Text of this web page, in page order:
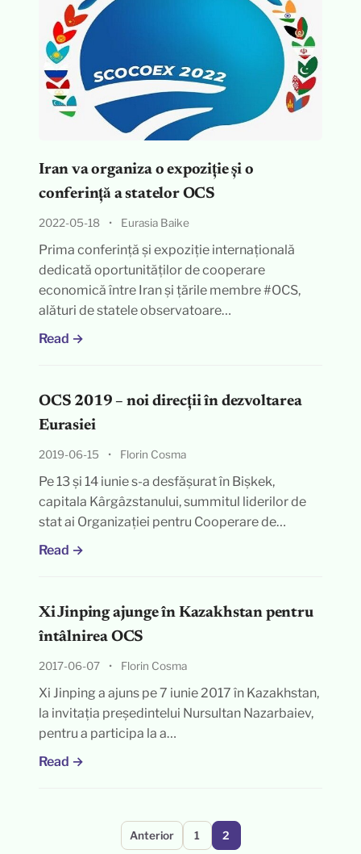
Iran va organiza o expoziție și o
conferință a statelor OCS
2022-05-18 • Eurasia Baike
Prima conferință și expoziție internațională
dedicată oportunităților de cooperare
economică între Iran și țările membre #OCS,
alături de statele observatoare…
Read →
OCS 2019 – noi direcții în dezvoltarea
Eurasiei
2019-06-15 • Florin Cosma
Pe 13 și 14 iunie s-a desfășurat în Bișkek,
capitala Kârgâzstanului, summitul liderilor de
stat ai Organizației pentru Cooperare de…
Read →
Xi Jinping ajunge în Kazakhstan pentru
întâlnirea OCS
2017-06-07 • Florin Cosma
Xi Jinping a ajuns pe 7 iunie 2017 în Kazakhstan,
la invitația președintelui Nursultan Nazarbaiev,
pentru a participa la a…
Read →
Anterior 1 2